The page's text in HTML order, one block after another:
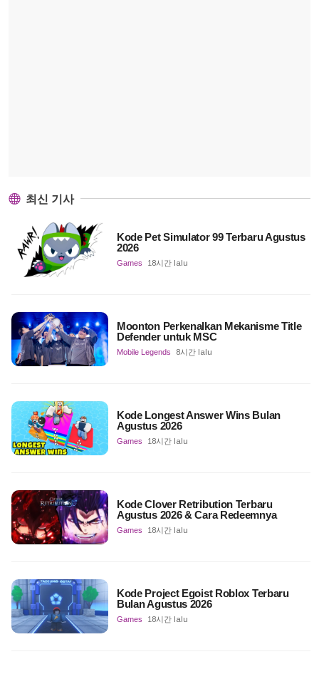
최신 기사
Kode Pet Simulator 99 Terbaru Agustus
2026
Games 18시간 lalu
Moonton Perkenalkan Mekanisme Title
Defender untuk MSC
Mobile Legends 8시간 lalu
Kode Longest Answer Wins Bulan
Agustus 2026
Games 18시간 lalu
Kode Clover Retribution Terbaru
Agustus 2026 & Cara Redeemnya
Games 18시간 lalu
Kode Project Egoist Roblox Terbaru
Bulan Agustus 2026
Games 18시간 lalu